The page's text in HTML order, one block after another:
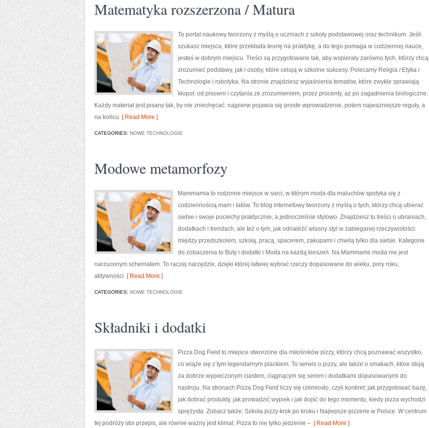
Matematyka rozszerzona / Matura
To portal naukowy tworzony z myślą o uczniach z szkoły podstawowej oraz technikum. Jeśli
szukasz miejsca, które przekłada teorię na praktykę, a do tego pomaga w codziennej nauce,
jesteś w dobrym miejscu. Treści są przygotowane tak, aby wspierały zarówno tych, którzy chcą
zrozumieć podstawy, jak i osoby, które celują w szkolne sukcesy. Polecamy Religia / Etyka i
Technologie i robotyka. Na stronie znajdziesz wyjaśnienia tematów, które zwykle sprawiają
kłopot: od pisowni i czytania ze zrozumieniem, przez procenty, aż po zagadnienia biologiczne.
Każdy materiał jest pisany tak, by nie zniechęcać: najpierw pojawia się proste wprowadzenie, potem najważniejsze reguły, a
na końcu [ Read More ]
CATEGORIES: NOWE TECHNOLOGIE
Modowe metamorfozy
Mammamia to rodzinne miejsce w sieci, w którym moda dla maluchów spotyka się z
codziennością mam i tatów. To blog internetowy tworzony z myślą o tych, którzy chcą ubierać
siebie i swoje pociechy praktycznie, a jednocześnie stylowo. Znajdziesz tu treści o ubraniach,
dodatkach i trendach, ale też o tym, jak odnaleźć własny styl w zabieganej rzeczywistości:
między przedszkolem, szkołą, pracą, spacerem, zakupami i chwilą tylko dla siebie. Kategorie
do zobaczenia to Buty i dodatki i Moda na każdą kieszeń. Na Mammamii moda nie jest
narzuconym schematem. To raczej narzędzie, dzięki której łatwiej wybrać rzeczy dopasowane do wieku, pory roku,
aktywności [ Read More ]
CATEGORIES: NOWE TECHNOLOGIE
Składniki i dodatki
Pizza Dog Field to miejsce stworzone dla miłośników pizzy, którzy chcą poznawać wszystko,
co wiąże się z tym legendarnym plackiem. To serwis o pizzy, ale także o smakach, które stoją
za dobrze wypieczonym ciastem, ciągnącym się serem i dodatkami dopasowanymi do
nastroju. Na stronach Pizza Dog Field liczy się rzemiosło, czyli konkret: jak przygotować bazę,
jak dobrać produkty, jak prowadzić wypiek i jak dojść do tego momentu, kiedy pizza wychodzi
sprężysta. Zobacz także: Szkoła pizzy krok po kroku i Najlepsze pizzerie w Polsce. W centrum
tej podróży stoi przepis, ale równie ważny jest klimat. Pizza to nie tylko jedzenie – [ Read More ]